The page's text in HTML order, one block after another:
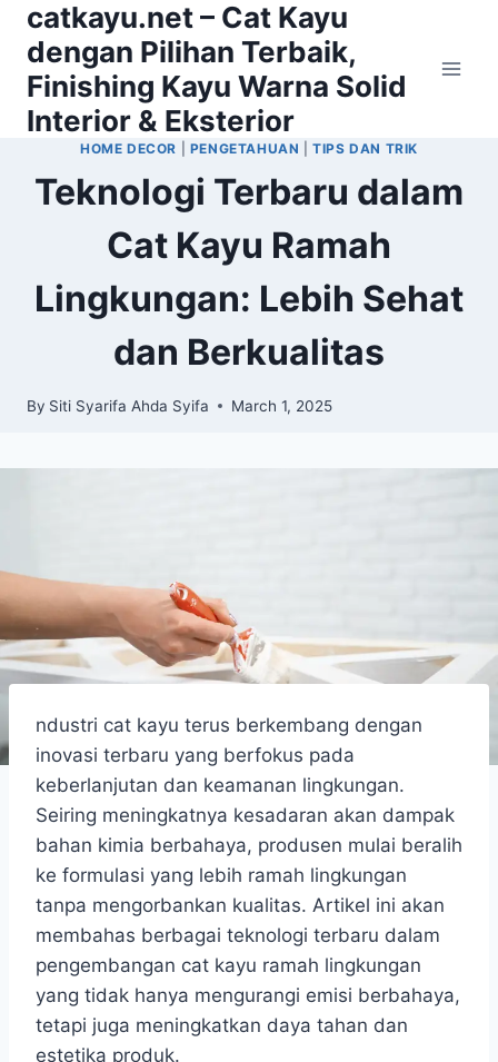
Skip
content
catkayu.net – Cat Kayu
dengan Pilihan Terbaik,
Finishing Kayu Warna Solid
Interior & Eksterior
HOME DECOR PENGETAHUAN |TIPS DAN TRIK
Teknologi Terbaru dalam
Cat Kayu Ramah
Lingkungan: Lebih Sehat
dan Berkualitas
By Siti Syarifa Ahda Syifa March 1, 2025
ndustri cat kayu terus berkembang dengan
inovasi terbaru yang berfokus pada
keberlanjutan dan keamanan lingkungan.
Seiring meningkatnya kesadaran akan dampak
bahan kimia berbahaya, produsen mulai beralih
ke formulasi yang lebih ramah lingkungan
tanpa mengorbankan kualitas. Artikel ini akan
membahas berbagai teknologi terbaru dalam
pengembangan cat kayu ramah lingkungan
yang tidak hanya mengurangi emisi berbahaya,
tetapi juga meningkatkan daya tahan dan
estetika produk.